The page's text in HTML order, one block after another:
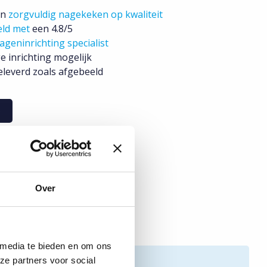
Over
te bieden en om ons
partners voor social
zorgvuldig nagekeken op kwaliteit
meteen 4.8/5
specialist
inrichting mogelijk
zoals afgebeeld